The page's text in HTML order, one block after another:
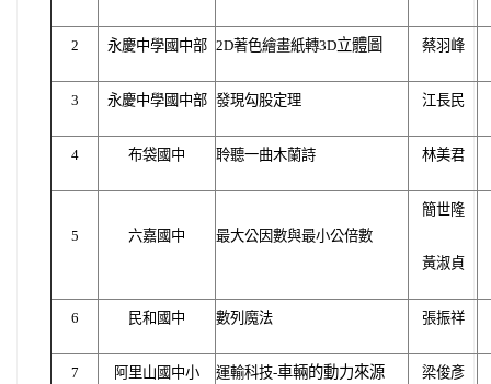
2 永慶中學國中部 2D著色繪畫紙轉3D立體圖 蔡羽峰
3 永慶中學國中部 發現勾股定理 江長民
4 布袋國中 聆聽一曲木蘭詩 林美君
5 六嘉國中 最大公因數與最小公倍數
簡世隆
黃淑貞
6 民和國中 數列魔法 張振祥
7 阿里山國中小 運輸科技-車輛的動力來源 梁俊彥